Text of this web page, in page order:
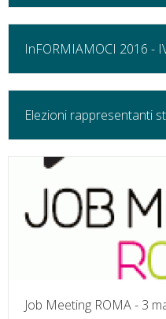
InFORMIAMOCI 2016 -
Elezioni rappresentanti
Job Meeting ROMA - 3